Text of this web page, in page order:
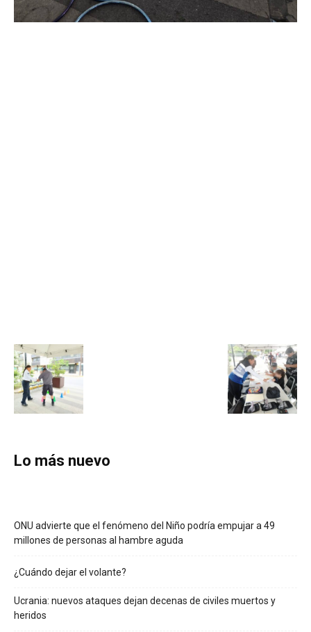
Lo más nuevo
ONU advierte que el fenómeno del Niño podría empujar a 49
millones de personas al hambre aguda
¿Cuándo dejar el volante?
Ucrania: nuevos ataques dejan decenas de civiles muertos y
heridos